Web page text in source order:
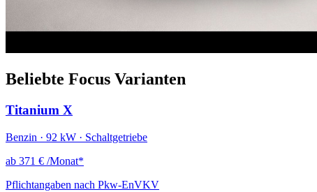
Beliebte Focus Varianten
Titanium X
Benzin · 92 kW · Schaltgetriebe
ab 371 € /Monat*
Pflichtangaben nach Pkw-EnVKV